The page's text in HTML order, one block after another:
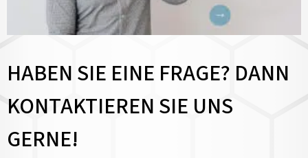
HABEN SIE EINE FRAGE? DANN
KONTAKTIEREN SIE UNS
GERNE!